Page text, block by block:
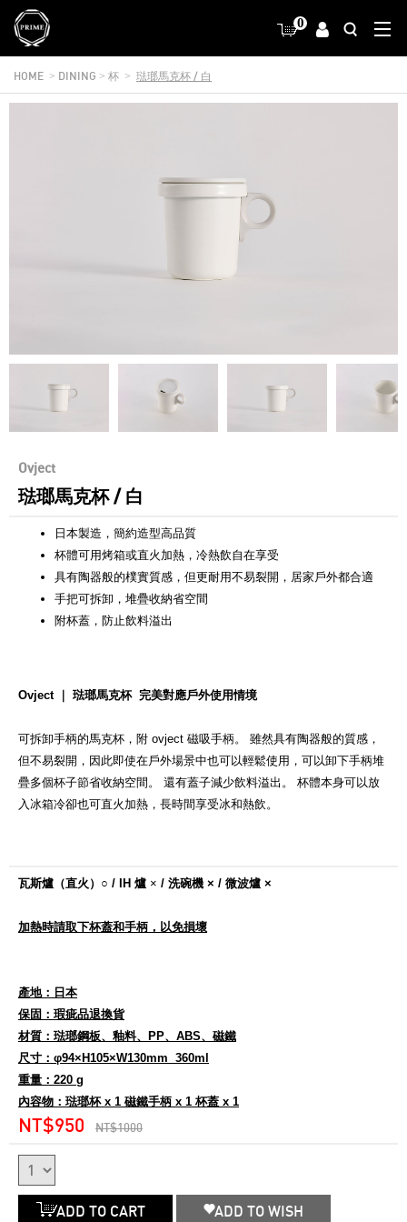
0
HOME > DINING > 杯 > 琺瑯馬克杯 / 白
Ovject
琺瑯馬克杯 / 白
日本製造，簡約造型高品質
杯體可用烤箱或直火加熱，冷熱飲自在享受
具有陶器般的樸實質感，但更耐用不易裂開，居家戶外都合適
手把可拆卸，堆疊收納省空間
附杯蓋，防止飲料溢出
Ovject ｜ 琺瑯馬克杯 完美對應戶外使用情境
可拆卸手柄的馬克杯，附 ovject 磁吸手柄。 雖然具有陶器般的質感，
但不易裂開，因此即使在戶外場景中也可以輕鬆使用，可以卸下手柄堆
疊多個杯子節省收納空間。 還有蓋子減少飲料溢出。 杯體本身可以放
入冰箱冷卻也可直火加熱，長時間享受冰和熱飲。
瓦斯爐（直火）○ / IH 爐 × / 洗碗機 × / 微波爐 ×
加熱時請取下杯蓋和手柄，以免損壞
產地：日本
保固：瑕疵品退換貨
材質：琺瑯鋼板、釉料、PP、ABS、磁鐵
尺寸：φ94×H105×W130mm 360ml
重量：220 g
內容物：琺瑯杯 x 1 磁鐵手柄 x 1 杯蓋 x 1
NT$950 NT$1000
ADD TO CART ADD TO WISH